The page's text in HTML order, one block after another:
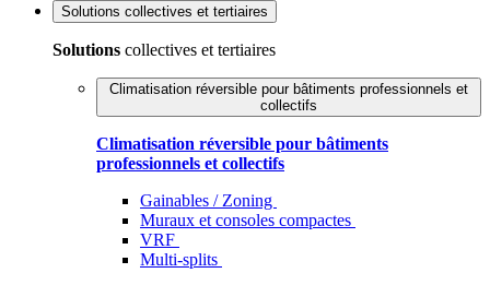
Solutions collectives et tertiaires
Solutions collectives et tertiaires
Climatisation réversible pour bâtiments professionnels et
collectifs
Climatisation réversible pour bâtiments
professionnels et collectifs
Gainables / Zoning
Muraux et consoles compactes
VRF
Multi-splits